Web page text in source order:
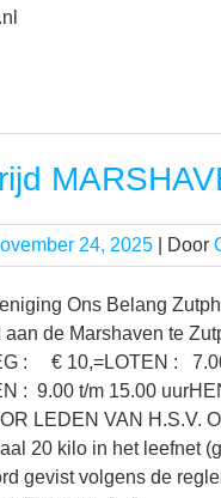
24, 2025 | Door
Ons Belang
de Marshaven te
: € 10,=LOTEN :
: 9.00 t/m 15.00
LEDEN VAN H.S.V.
20 kilo in het leefnet
gevist volgens de